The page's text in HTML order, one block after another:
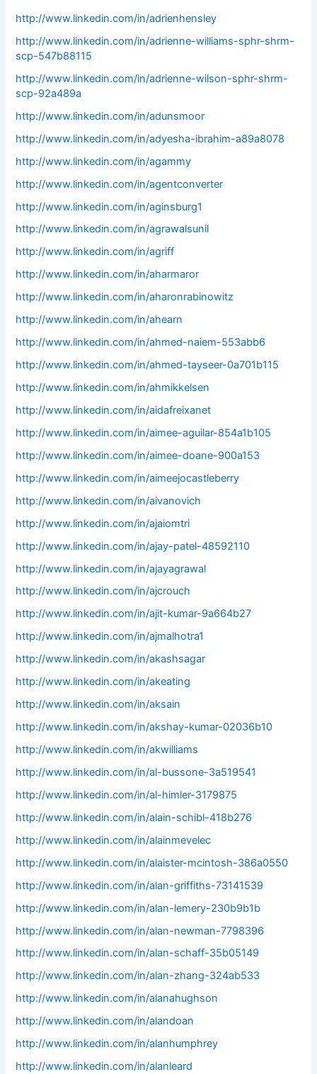
http://www.linkedin.com/in/adrienhensley
http://www.linkedin.com/in/adrienne-williams-sphr-shrm-
scp-547b88115
http://www.linkedin.com/in/adrienne-wilson-sphr-shrm-
scp-92a489a
http://www.linkedin.com/in/adunsmoor
http://www.linkedin.com/in/adyesha-ibrahim-a89a8078
http://www.linkedin.com/in/agammy
http://www.linkedin.com/in/agentconverter
http://www.linkedin.com/in/aginsburg1
http://www.linkedin.com/in/agrawalsunil
http://www.linkedin.com/in/agriff
http://www.linkedin.com/in/aharmaror
http://www.linkedin.com/in/aharonrabinowitz
http://www.linkedin.com/in/ahearn
http://www.linkedin.com/in/ahmed-naiem-553abb6
http://www.linkedin.com/in/ahmed-tayseer-0a701b115
http://www.linkedin.com/in/ahmikkelsen
http://www.linkedin.com/in/aidafreixanet
http://www.linkedin.com/in/aimee-aguilar-854a1b105
http://www.linkedin.com/in/aimee-doane-900a153
http://www.linkedin.com/in/aimeejocastleberry
http://www.linkedin.com/in/aivanovich
http://www.linkedin.com/in/ajaiomtri
http://www.linkedin.com/in/ajay-patel-48592110
http://www.linkedin.com/in/ajayagrawal
http://www.linkedin.com/in/ajcrouch
http://www.linkedin.com/in/ajit-kumar-9a664b27
http://www.linkedin.com/in/ajmalhotra1
http://www.linkedin.com/in/akashsagar
http://www.linkedin.com/in/akeating
http://www.linkedin.com/in/aksain
http://www.linkedin.com/in/akshay-kumar-02036b10
http://www.linkedin.com/in/akwilliams
http://www.linkedin.com/in/al-bussone-3a519541
http://www.linkedin.com/in/al-himler-3179875
http://www.linkedin.com/in/alain-schibl-418b276
http://www.linkedin.com/in/alainmevelec
http://www.linkedin.com/in/alaister-mcintosh-386a0550
http://www.linkedin.com/in/alan-griffiths-73141539
http://www.linkedin.com/in/alan-lemery-230b9b1b
http://www.linkedin.com/in/alan-newman-7798396
http://www.linkedin.com/in/alan-schaff-35b05149
http://www.linkedin.com/in/alan-zhang-324ab533
http://www.linkedin.com/in/alanahughson
http://www.linkedin.com/in/alandoan
http://www.linkedin.com/in/alanhumphrey
http://www.linkedin.com/in/alanleard